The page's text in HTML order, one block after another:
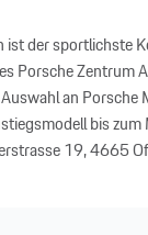
ist der sportlichste
Porsche Zentrum
an Porsche
bis zum
19, 4665